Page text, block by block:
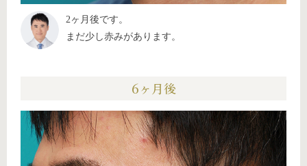
2ヶ月後です。
まだ少し赤みがあります。
6ヶ月後